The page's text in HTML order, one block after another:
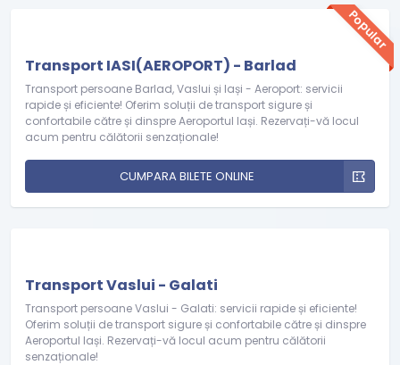
Popular
Transport IASI(AEROPORT) - Barlad
Transport persoane Barlad, Vaslui și Iași - Aeroport: servicii
rapide și eficiente! Oferim soluții de transport sigure și
confortabile către și dinspre Aeroportul Iași. Rezervați-vă locul
acum pentru călătorii senzaționale!
CUMPARA BILETE ONLINE
Transport Vaslui - Galati
Transport persoane Vaslui - Galati: servicii rapide și eficiente!
Oferim soluții de transport sigure și confortabile către și dinspre
Aeroportul Iași. Rezervați-vă locul acum pentru călătorii
senzaționale!